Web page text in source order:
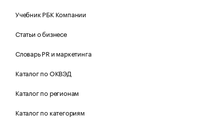
Учебник РБК Компании
Статьи о бизнесе
Словарь PR и маркетинга
Каталог по ОКВЭД
Каталог по регионам
Каталог по категориям